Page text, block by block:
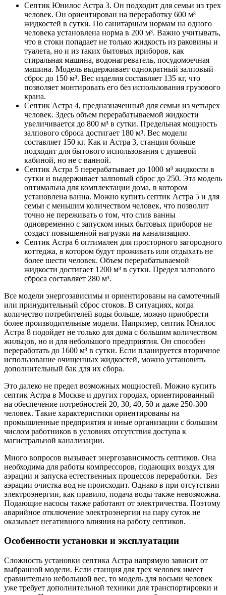
Септик Юнилос Астра 3. Он подходит для семьи из трех
человек. Он ориентирован на переработку 600 м³
жидкостей в сутки. По санитарным нормам на одного
человека установлена норма в 200 м³. Важно учитывать,
что в стоки попадает не только жидкость из раковины и
туалета, но и из таких бытовых приборов, как
стиральная машина, водонагреватель, посудомоечная
машина. Модель выдерживает однократный залповый
сброс до 150 м³. Вес изделия составляет 135 кг, что
позволяет монтировать его без использования грузового
крана.
Септик Астра 4, предназначенный для семьи из четырех
человек. Здесь объем перерабатываемой жидкости
увеличивается до 800 м³ в сутки. Предельная мощность
залпового сброса достигает 180 м³. Вес модели
составляет 150 кг. Как и Астра 3, станция больше
подходит для бытового использования с душевой
кабиной, но не с ванной.
Септик Астра 5 перерабатывает до 1000 м³ жидкости в
сутки и выдерживает залповый сброс до 250. Эта модель
оптимальна для комплектации дома, в котором
установлена ванна. Можно купить септик Астра 5 и для
семьи с меньшим количеством человек, что позволит
точно не переживать о том, что слив ванны
одновременно с запуском иных бытовых приборов не
создаст повышенной нагрузки на канализацию.
Септик Астра 6 оптимален для просторного загородного
коттеджа, в котором будут проживать или отдыхать не
более шести человек. Объем перерабатываемой
жидкости достигает 1200 м³ в сутки. Предел залпового
сброса составляет 280 м³.
Все модели энергозависимы и ориентированы на самотечный
или принудительный сброс стоков. В ситуациях, когда
количество потребителей воды больше, можно приобрести
более производительные модели. Например, септик Юнилос
Астра 8 подойдет не только для дома с большим количеством
жильцов, но и для небольшого предприятия. Он способен
переработать до 1600 м³ в сутки. Если планируется вторичное
использование очищенных жидкостей, можно установить
дополнительный бак для их сбора.
Это далеко не предел возможных мощностей. Можно купить
септик Астра в Москве и других городах, ориентированный
на обеспечение потребностей 20, 30, 40, 50 и даже 250-300
человек. Такие характеристики ориентированы на
промышленные предприятия и иные организации с большим
числом работников в условиях отсутствия доступа к
магистральной канализации.
Много вопросов вызывает энергозависимость септиков. Она
необходима для работы компрессоров, подающих воздух для
аэрации и запуска естественных процессов переработки. Без
аэрации очистка вод не происходит. Однако в при отсутствии
электроэнергии, как правило, подача воды также невозможна.
Подающие насосы также работают от электричества. Поэтому
аварийное отключение электроэнергии на пару суток не
оказывает негативного влияния на работу септиков.
Особенности установки и эксплуатации
Сложность установки септика Астра напрямую зависит от
выбранной модели. Если станция для трех человек имеет
сравнительно небольшой вес, то модель для восьми человек
уже требует дополнительной техники для транспортировки и